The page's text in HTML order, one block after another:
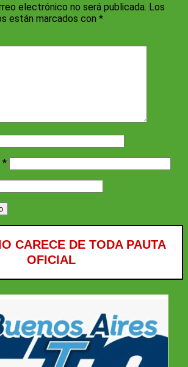
electrónico no será publicada. Los
están marcados con *
*
CARECE DE TODA PAUTA
OFICIAL